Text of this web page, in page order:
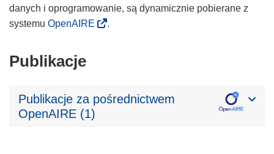
danych i oprogramowanie, są dynamicznie pobierane z
systemu OpenAIRE .
Publikacje
Publikacje za pośrednictwem
OpenAIRE (1)